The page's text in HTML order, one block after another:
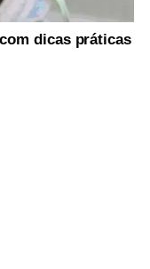
dicas práticas